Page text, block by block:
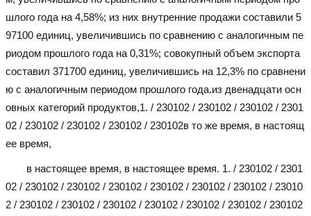
шлого года на 4,58%; из них внутренние продажи составили 5
97100 единиц, увеличившись по сравнению с аналогичным пе
риодом прошлого года на 0,31%; совокупный объем экспорта
составил 371700 единиц, увеличившись на 12,3% по сравнени
ю с аналогичным периодом прошлого года.из двенадцати осн
овных категорий продуктов,1. / 230102 / 230102 / 230102 / 2301
02 / 230102 / 230102 / 230102 / 230102в то же время, в настоящ
ее время,
в настоящее время, в настоящее время. 1. / 230102 / 2301
02 / 230102 / 230102 / 230102 / 230102 / 230102 / 230102 / 23010
2 / 230102 / 230102 / 230102 / 230102 / 230102 / 230102 / 230102